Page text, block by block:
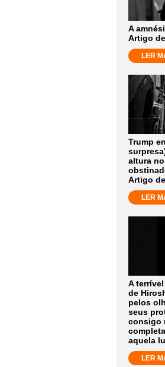
A
Artigo
LER
Trump
altura
Artigo
LER
A
de
pelos
seus
consigo
aquela
LER